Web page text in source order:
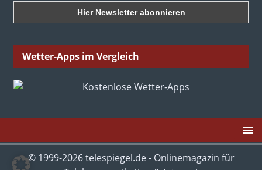
Wetter-Apps im Vergleich
© 1999-2026 telespiegel.de - Onlinemagazin für